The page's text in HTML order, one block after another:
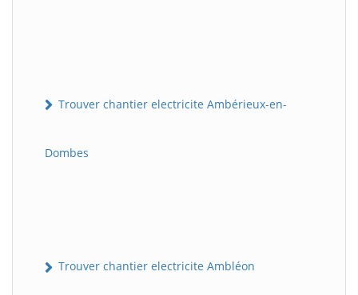
Trouver chantier electricite Ambérieux-en-
Dombes
Trouver chantier electricite Ambléon